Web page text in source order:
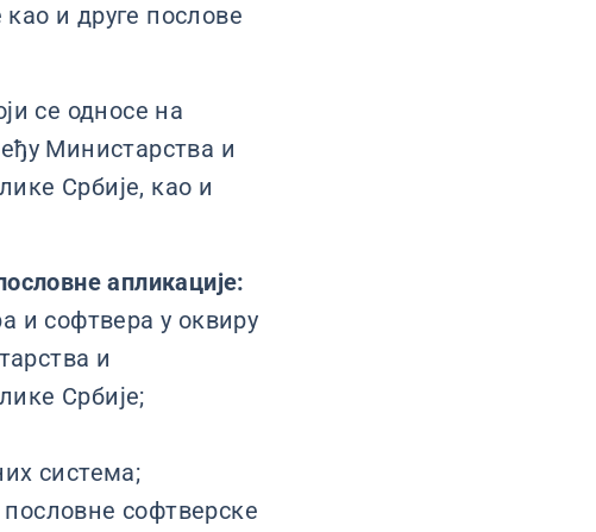
и друге послове
се односе на
Министарства и
Србије, као и
апликације:
и софтвера у оквиру
и
Србије;
система;
софтверске